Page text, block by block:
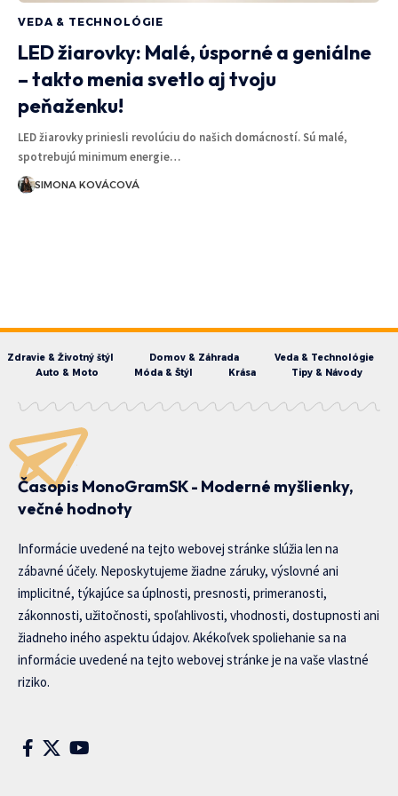
VEDA & TECHNOLÓGIE
LED žiarovky: Malé, úsporné a geniálne
– takto menia svetlo aj tvoju
peňaženku!
LED žiarovky priniesli revolúciu do našich domácností. Sú malé,
spotrebujú minimum energie…
SIMONA KOVÁCOVÁ
Zdravie & Životný štýl Domov & Záhrada
Veda & Technológie
Auto & Moto
Móda & Štýl Krása Tipy & Návody
Časopis MonoGramSK - Moderné myšlienky,
večné hodnoty
Informácie uvedené na tejto webovej stránke slúžia len na
zábavné účely. Neposkytujeme žiadne záruky, výslovné ani
implicitné, týkajúce sa úplnosti, presnosti, primeranosti,
zákonnosti, užitočnosti, spoľahlivosti, vhodnosti, dostupnosti ani
žiadneho iného aspektu údajov. Akékoľvek spoliehanie sa na
informácie uvedené na tejto webovej stránke je na vaše vlastné
riziko.